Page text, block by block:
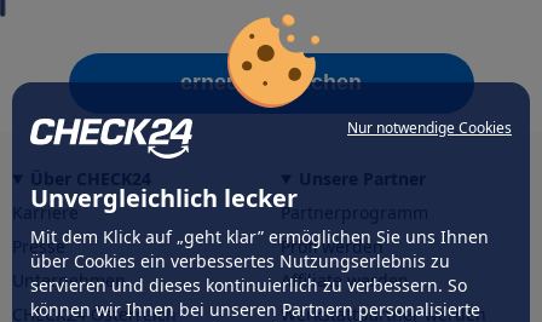
Nur notwendige Cookies
Unvergleichlich lecker
Mit dem Klick auf „geht klar” ermöglichen Sie uns Ihnen
über Cookies ein verbessertes Nutzungserlebnis zu
servieren und dieses kontinuierlich zu verbessern. So
können wir Ihnen bei unseren Partnern personalisierte
erneut versuchen
Karriere
Presse
Unternehmen
CHECK24 Österreich
Partnerprogramm
Profi werden
Affiliate werden
Werkstattpartner werden